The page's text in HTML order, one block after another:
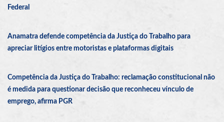
Federal
Anamatra defende competência da Justiça do Trabalho para
apreciar litígios entre motoristas e plataformas digitais
Competência da Justiça do Trabalho: reclamação constitucional não
é medida para questionar decisão que reconheceu vínculo de
emprego, afirma PGR